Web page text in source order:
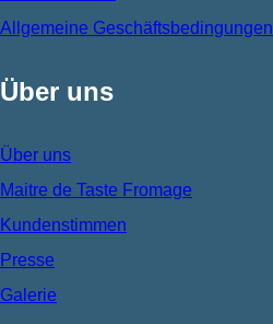
Allgemeine Geschäftsbedingungen
Über uns
Über uns
Maitre de Taste Fromage
Kundenstimmen
Presse
Galerie